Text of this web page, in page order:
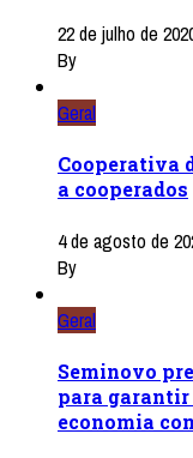
22 de julho de
By
Geral
Cooperativa
a cooperados
4 de agosto de
By
Geral
Seminovo
para garantir
economia